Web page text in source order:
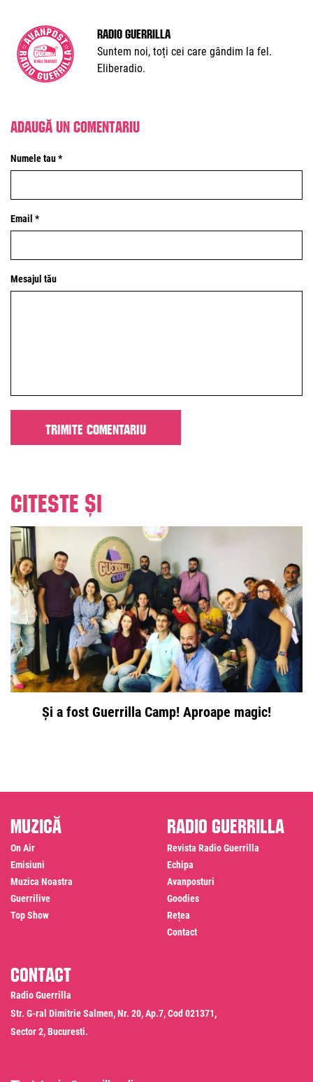
Radio Guerrilla
Suntem noi, toți cei care gândim la fel.
Eliberadio.
Adaugă un comentariu
Numele tau *
Email *
Mesajul tău
Citeste și
Și a fost Guerrilla Camp! Aproape magic!
Muzică
On Air
Emisiuni
Muzica Noastra
Guerrilive
Top Show
Radio Guerrilla
Revista Radio Guerrilla
Echipa
Avanposturi
Goodies
Rețea
Contact
Contact
Radio Guerrilla
Str. G-ral Dimitrie Salmen, Nr. 20, Ap.7, Cod 021371,
Sector 2, Bucuresti.